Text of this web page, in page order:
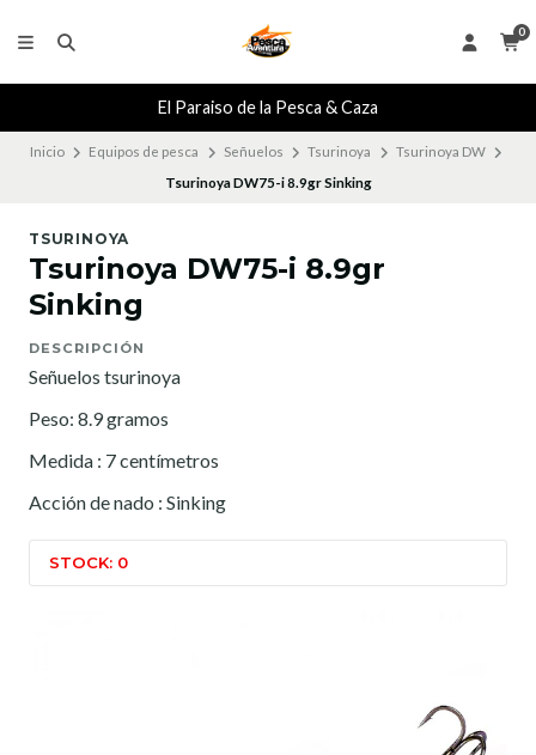
0
El Paraiso de la Pesca & Caza
Inicio Equipos de pesca Señuelos Tsurinoya
Tsurinoya DW
Tsurinoya DW75-i 8.9gr Sinking
TSURINOYA
Tsurinoya DW75-i 8.9gr
Sinking
DESCRIPCIÓN
Señuelos tsurinoya
Peso: 8.9 gramos
Medida : 7 centímetros
Acción de nado : Sinking
STOCK: 0